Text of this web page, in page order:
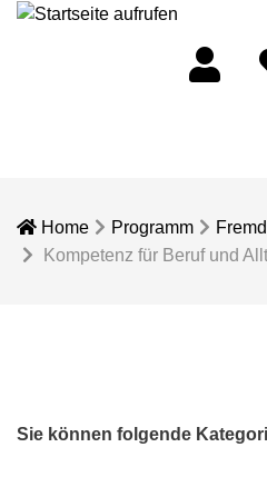
Home Programm
Kompetenz für Beruf und
Sie können folgende